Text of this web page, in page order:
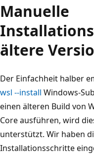
Manuelle
ältere
Der Einfachheit halber
wsl --install Windows-
einen älteren Build von
Core ausführen, wird
unterstützt. Wir haben
Installationsschritte